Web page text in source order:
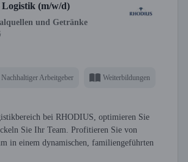
(m/w/d)
und Getränke
Nachhaltiger Arbeitgeber Weiterbildungen
bei RHODIUS, optimieren Sie
Sie Ihr Team. Profitieren Sie von
in einem dynamischen, familiengeführten